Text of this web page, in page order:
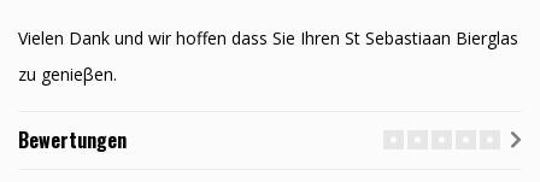
Vielen Dank und wir hoffen dass Sie Ihren St Sebastiaan Bierglas
zu genieβen.
Bewertungen